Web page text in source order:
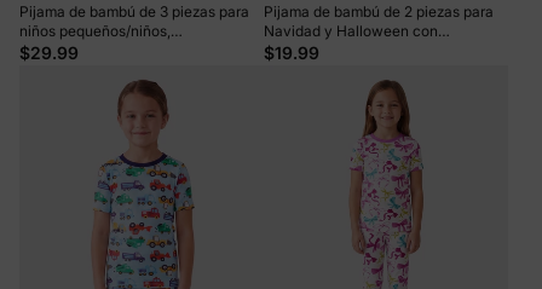
Pijama de bambú de 3 piezas para
niños pequeños/niños,
Navidad/Halloween, 2 en 1, para las
$29.99
Pijama de bambú de 2 piezas para
Navidad y Halloween con
estampado infantil para bebé o niño
$19.99